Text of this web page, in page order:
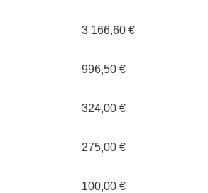
3 166,60 €
996,50 €
324,00 €
275,00 €
100,00 €